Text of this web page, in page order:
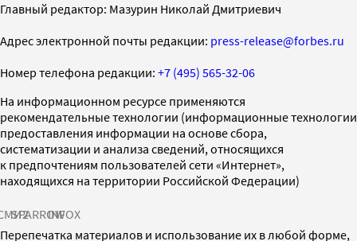
Главный редактор: Мазурин Николай Дмитриевич
Адрес электронной почты редакции: press-release@forbes.ru
Номер телефона редакции: +7 (495) 565-32-06
На информационном ресурсе применяются
рекомендательные технологии (информационные технологии
предоставления информации на основе сбора,
систематизации и анализа сведений, относящихся
к предпочтениям пользователей сети «Интернет»,
находящихся на территории Российской Федерации)
SPARROWINFOX
Перепечатка материалов и использование их в любой форме,